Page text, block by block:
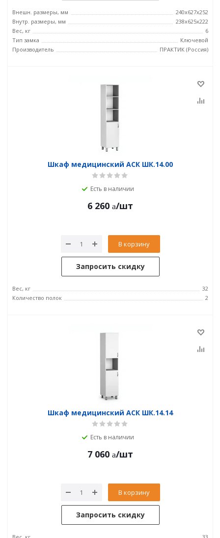
Внешн. размеры, мм
240x627x252
Внутр. размеры, мм
238х625х222
Вес, кг
6
Тип замка
Ключевой
Производитель
ПРАКТИК (Россия)
Шкаф медицинский АСК ШК.14.00
Есть в наличии
6 260 /шт
В корзину
Запросить скидку
Вес, кг
32
Количество полок
2
Шкаф медицинский АСК ШК.14.14
Есть в наличии
7 060 /шт
В корзину
Запросить скидку